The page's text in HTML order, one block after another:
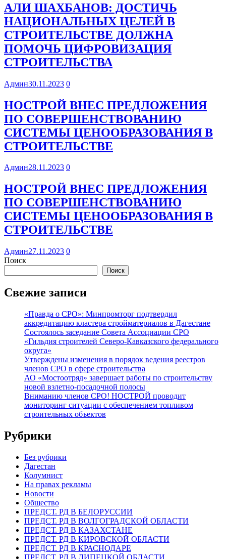
АЛИ ШАХБАНОВ: ДОСТИЧЬ
НАЦИОНАЛЬНЫХ ЦЕЛЕЙ В
СТРОИТЕЛЬСТВЕ ДОЛЖНА
ПОМОЧЬ ЦИФРОВИЗАЦИЯ
СТРОИТЕЛЬСТВА
Админ30.11.2023 0
НОСТРОЙ ВНЕС ПРЕДЛОЖЕНИЯ
ПО СОВЕРШЕНСТВОВАНИЮ
СИСТЕМЫ ЦЕНООБРАЗОВАНИЯ В
СТРОИТЕЛЬСТВЕ
Админ28.11.2023 0
НОСТРОЙ ВНЕС ПРЕДЛОЖЕНИЯ
ПО СОВЕРШЕНСТВОВАНИЮ
СИСТЕМЫ ЦЕНООБРАЗОВАНИЯ В
СТРОИТЕЛЬСТВЕ
Админ27.11.2023 0
Поиск
Поиск
Свежие записи
«Правда о СРО»: Минпромторг подтвердил
аккредитацию кластера стройматериалов в Дагестане
Состоялось заседание Совета Ассоциации СРО
«Гильдия строителей Северо-Кавказского федерального
округа»
Утверждены изменения в порядок ведения реестров
членов СРО в сфере строительства
АО «Мостоотряд» завершает работы по строительству
новой взлетно-посадочной полосы
Вниманию членов СРО! НОСТРОЙ проводит
мониторинг ситуации с обеспечением топливом
строительных объектов
Рубрики
Без рубрики
Дагестан
Колумнист
На правах рекламы
Новости
Общество
ПРЕДСТ. РД В БЕЛОРУССИИ
ПРЕДСТ. РД В ВОЛГОГРАДСКОЙ ОБЛАСТИ
ПРЕДСТ. РД В КАЗАХСТАНЕ
ПРЕДСТ. РД В КИРОВСКОЙ ОБЛАСТИ
ПРЕДСТ. РД В КРАСНОДАРЕ
ПРЕДСТ. РД В ЛИПЕЦКОЙ ОБЛАСТИ